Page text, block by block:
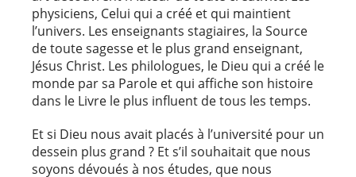
physiciens, Celui qui a créé et qui maintient
l’univers. Les enseignants stagiaires, la Source
de toute sagesse et le plus grand enseignant,
Jésus Christ. Les philologues, le Dieu qui a créé le
monde par sa Parole et qui affiche son histoire
dans le Livre le plus influent de tous les temps.
Et si Dieu nous avait placés à l’université pour un
dessein plus grand ? Et s’il souhaitait que nous
soyons dévoués à nos études, que nous